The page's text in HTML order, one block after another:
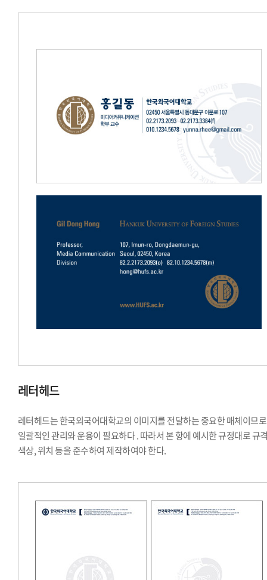
레터헤드
레터헤드는 한국외국어대학교의 이미지를 전달하는 중요한 매체이므로
일괄적인 관리와 운용이 필요하다 . 따라서 본 항에 예시한 규정대로 규
색상, 위치 등을 준수하여 제작하여야 한다.